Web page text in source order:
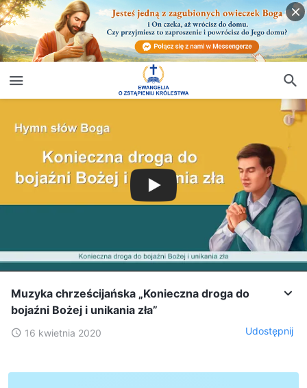
Muzyka chrześcijańska „Konieczna droga do
bojaźni Bożej i unikania zła”
16 kwietnia 2020 Udostępnij